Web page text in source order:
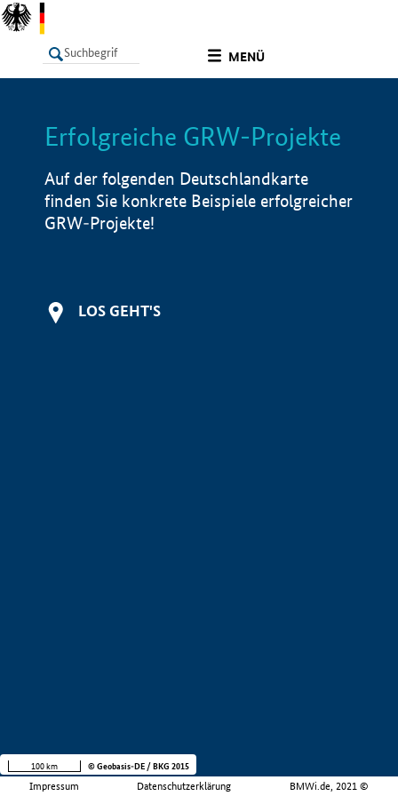
MENÜ
LISTE Info
Erfolgreiche GRW-Projekte
Auf der folgenden Deutschlandkarte
finden Sie konkrete Beispiele erfolgreicher
GRW-Projekte!
LOS GEHT'S
Impressum Datenschutzerklärung BMWi.de, 2021 ©
100 km © Geobasis-DE / BKG 2015